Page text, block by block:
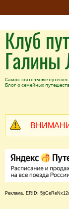
Клуб
Галины
Самостоятельные
Блог о семейных
Реклама. ERID: